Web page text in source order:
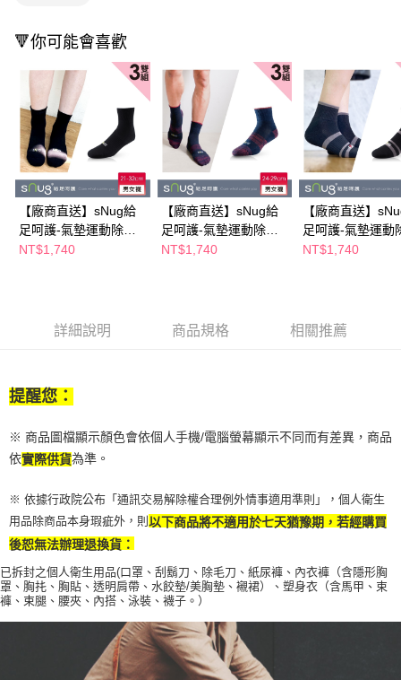
ATM／網路銀行／等多元方式進行付款，方視為交易完成。
購買商品的店家。未經商家同意取消之訂單仍視為有效，需透過AFTEE先享
後付繳納相關費用。
※ 交易是否成功請以「AFTEE先享後付 」之結帳頁面顯示為準，若有關於
是否繳費成功／繳費後需取消欲退款等相關疑問，請聯繫「AFTEE先享後付
客戶支援中心」
https://netprotections.freshdesk.com/support/home
【注意事項】
１．透過由恩沛科技股份有限公司提供之「AFTEE先享後付」服務完成之交
易，需依本服務之必要範圍內提供個人資料，並將交易相關給付款項請求債
權轉讓予恩沛科技股份有限公司。
２．關於個人資料處理事宜，請瀏覽以下網址：
https://aftee.tw/terms/#terms3
時審查核予不同之上限額度；若仍有額度不足之情形，本公司將視審查結果
🔻你可能會喜歡
【廠商直送】sNug給
足呵護-氣墊運動除臭
襪-黑色-三雙入(多尺寸
NT$1,740
【廠商直送】sNug給
足呵護-氣墊運動除臭
襪-丈青-三雙入(多尺寸
NT$1,740
【廠商直送】
足呵護-氣墊運動
襪-線條-三雙入(
NT$1,740
詳細說明 商品規格 相關推薦
提醒您：
※ 商品圖檔顯示顏色會依個人手機/電腦螢幕顯示不同而有差異，商品
依實際供貨為準。
※ 依據行政院公布「通訊交易解除權合理例外情事適用準則」，個人衛生
用品除商品本身瑕疵外，則 以下商品將不適用於七天猶豫期，若經購買
後恕無法辦理退換貨：
已拆封之個人衛生用品(口罩、刮鬍刀、除毛刀、紙尿褲、內衣褲（含隱形胸
罩、胸扥、胸貼、透明肩帶、水餃墊/美胸墊、襯裙）、塑身衣（含馬甲、束
褲、束腿、腰夾、內搭、泳裝、襪子。）